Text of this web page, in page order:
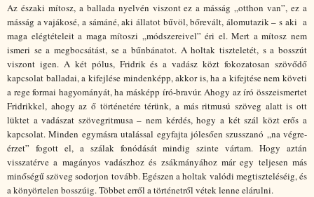
Az északi mítosz, a ballada nyelvén viszont ez a másság „otthon van”, ez a
másság a vajákosé, a sámáné, aki állatot bűvöl, bőrevált, álomutazik – s aki a
maga elégtételeit a maga mítoszi „módszereivel” éri el. Mert a mítosz nem
ismeri se a megbocsátást, se a bűnbánatot. A holtak tiszteletét, s a bosszút
viszont igen. A két pólus, Fridrik és a vadász közt fokozatosan szövődő
kapcsolat balladai, a kifejlése mindenképp, akkor is, ha a kifejtése nem követi
a rege formai hagyományát, ha másképp író-bravúr. Ahogy az író összeismertet
Fridrikkel, ahogy az ő történetére térünk, a más ritmusú szöveg alatt is ott
lüktet a vadászat szövegritmusa – nem kérdés, hogy a két szál közt erős a
kapcsolat. Minden egymásra utalással egyfajta jólesően szusszanó „na végre-
érzet” fogott el, a szálak fonódását mindig szinte vártam. Hogy aztán
visszatérve a magányos vadászhoz és zsákmányához már egy teljesen más
minőségű szöveg sodorjon tovább. Egészen a holtak valódi megtiszteléséig, és
a könyörtelen bosszúig. Többet erről a történetről vétek lenne elárulni.